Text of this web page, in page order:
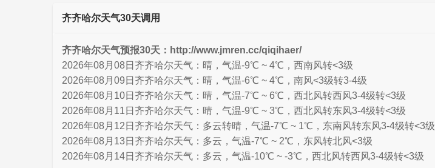
齐齐哈尔天气30天调用
齐齐哈尔天气预报30天：http://www.jmren.cc/qiqihaer/
2026年08月08日齐齐哈尔天气：晴，气温-9℃ ~ 4℃，西南风转<3级
2026年08月09日齐齐哈尔天气：晴，气温-6℃ ~ 4℃，南风<3级转3-4级
2026年08月10日齐齐哈尔天气：晴，气温-7℃ ~ 6℃，西北风转西风3-4级转<3级
2026年08月11日齐齐哈尔天气：晴，气温-9℃ ~ 3℃，西北风转东风3-4级转<3级
2026年08月12日齐齐哈尔天气：多云转晴，气温-7℃ ~ 1℃，东南风转东风3-4级转<3级
2026年08月13日齐齐哈尔天气：多云，气温-7℃ ~ 2℃，东风转北风<3级
2026年08月14日齐齐哈尔天气：多云，气温-10℃ ~ -3℃，西北风转西风3-4级转<3级